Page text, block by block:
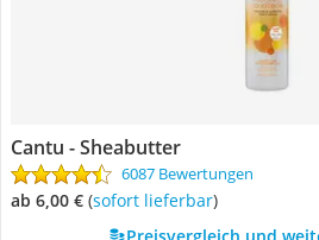
Cantu - Sheabutter
6087 Bewertungen
ab 6,00 € ( Sofort lieferbar)